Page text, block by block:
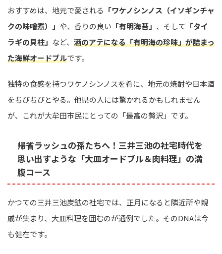
おすすめは、地元で愛される 「ワケノシンノス（イソギンチャ
クの味噌煮）」 や、香りの良い 「有明海苔」 、そして 「タイ
ラギの貝柱」 など、 酒のアテになる「有明海の珍味」が詰まっ
た海鮮オードブルです。
独特の食感を持つワケノシンノスを肴に、地元の焼酎や日本酒
をちびちびとやる。他県の人には驚かれるかもしれません
が、これが大牟田市民にとっての「最高の贅沢」です。
帰省ラッシュの孫たちへ！三井三池の社宅時代を
思い出すような「大皿オードブル＆肉料理」の満
腹コース
かつての三井三池炭鉱の社宅では、正月になると隣近所や親
戚が集まり、大皿料理を囲むのが通例でした。そのDNAは今
も健在です。